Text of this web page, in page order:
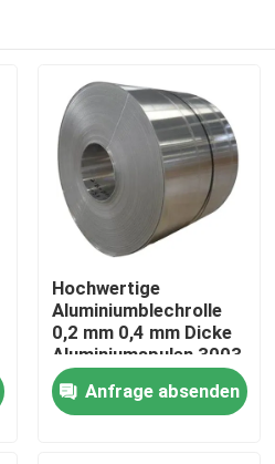
Hochwertige
Aluminiumblechrolle
0,2 mm 0,4 mm Dicke
Aluminiumspulen 3003
Aluminiumrollen für die
Luft- und Raumfahrt
Anfrage absenden